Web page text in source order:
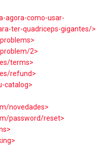
agora-como-usar-
ter-quadriceps-gigantes/>
2>
terms>
refund>
catalog>
novedades>
password/reset>